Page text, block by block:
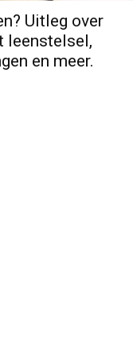
Uitleg over
leenstelsel,
en meer.